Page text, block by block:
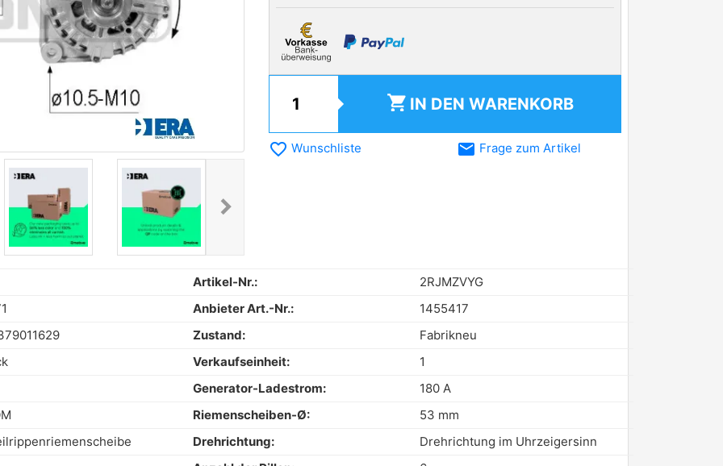
chevron_right
Next
shopping_cart IN DEN WARENKORB
favorite_border Wunschliste email Frage zum Artikel
Artikel-Nr.:
2RJMZVYG
Anbieter Art.-Nr.:
1455417
Zustand:
Fabrikneu
Verkaufseinheit:
1
Generator-Ladestrom:
180 A
Riemenscheiben-Ø:
53 mm
Drehrichtung:
Drehrichtung im Uhrzeigersinn